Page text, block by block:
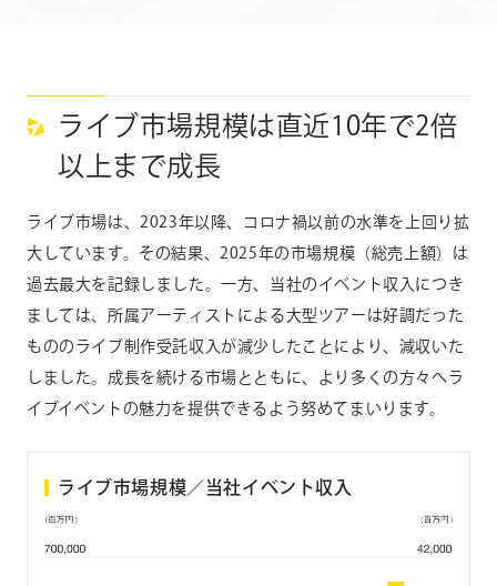
ライブ市場規模は直近10年で2倍
以上まで成長
ライブ市場は、2023年以降、コロナ禍以前の水準を上回り拡
大しています。その結果、2025年の市場規模（総売上額）は
過去最大を記録しました。一方、当社のイベント収入につき
ましては、所属アーティストによる大型ツアーは好調だった
もののライブ制作受託収入が減少したことにより、減収いた
しました。成長を続ける市場とともに、より多くの方々へラ
イブイベントの魅力を提供できるよう努めてまいります。
ライブ市場規模／当社イベント収入